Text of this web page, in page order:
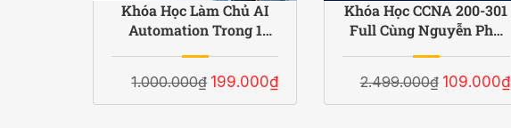
Khóa Học Làm Chủ AI
Automation Trong 1
Doanh
1.000.000₫ 199.000₫
Khóa Học CCNA 200-301
Full Cùng Nguyễn Phú
Tế
2.499.000₫ 109.000₫